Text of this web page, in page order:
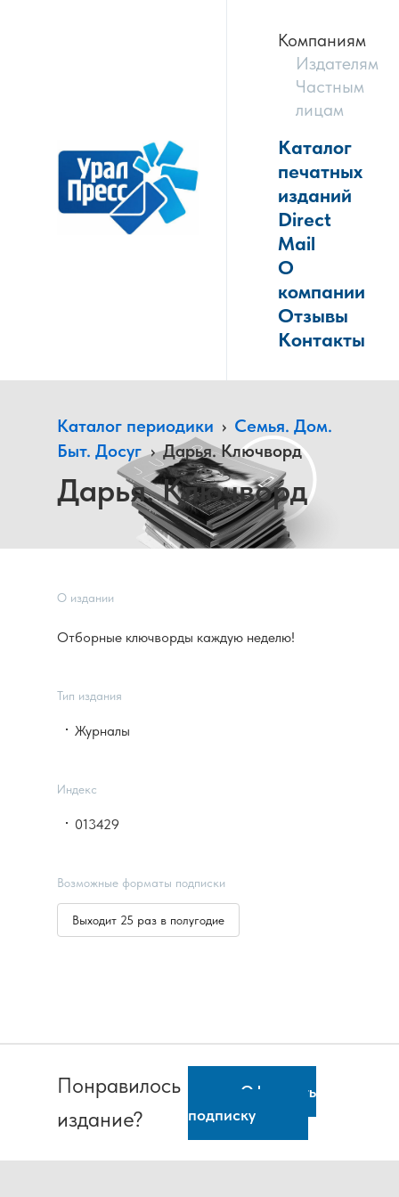
Компаниям
Издателям
Частным
лицам
Каталог
печатных
изданий
Direct
Mail
О
компании
Отзывы
Контакты
Каталог периодики › Семья. Дом.
Быт. Досуг › Дарья. Ключворд
Дарья. Ключворд
О издании
Отборные ключворды каждую неделю!
Тип издания
Журналы
Индекс
013429
Возможные форматы подписки
Выходит 25 раз в полугодие
Понравилось
издание?
Оформить
подписку